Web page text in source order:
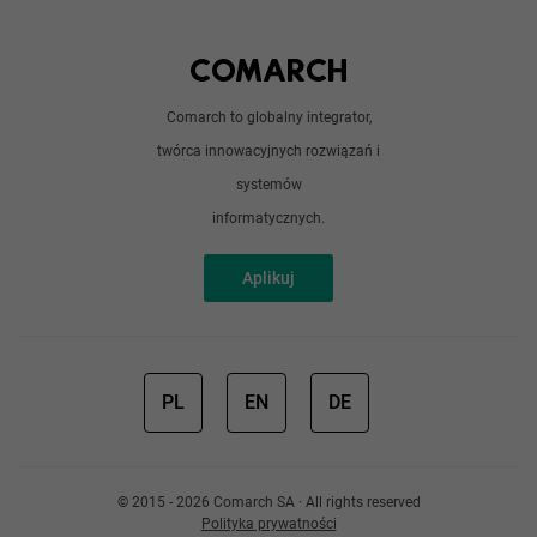
Comarch to globalny integrator,
twórca innowacyjnych rozwiązań i
systemów
informatycznych.
Aplikuj
Doświadczeni programiści
PL EN DE
© 2015 - 2026 Comarch SA · All rights reserved
Polityka prywatności